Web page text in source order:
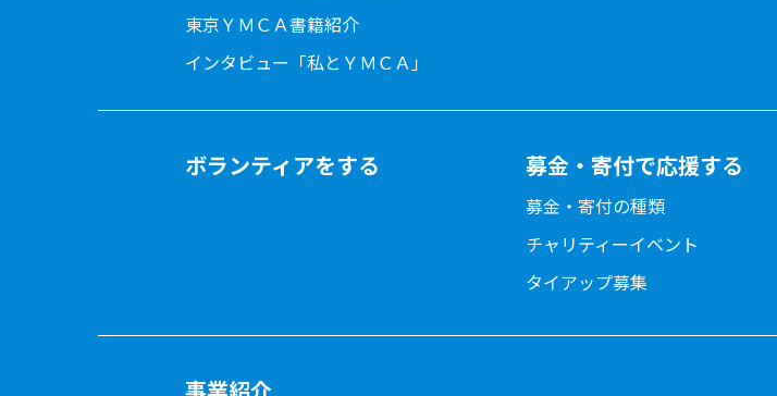
東京ＹＭＣＡ書籍紹介
インタビュー「私とＹＭＣＡ」
ボランティアをする 募金・寄付で応援する
募金・寄付の種類
チャリティーイベント
タイアップ募集